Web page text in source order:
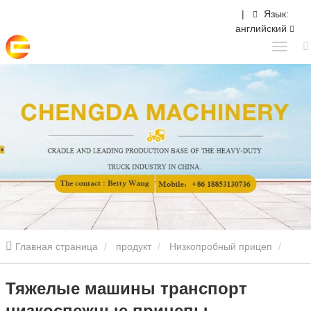
|
Язык:
английский
Главная страница продукт Низкопробный прицеп
Тяжелые машины транспорт